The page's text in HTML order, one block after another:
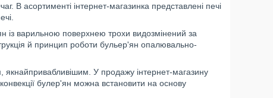
В асортименті інтернет-магазинка представлені печі
варильною поверхнею трохи видозмінений за
й принцип роботи бульер'ян опалювально-
У продажу інтернет-магазину
булер'ян можна встановити на основу